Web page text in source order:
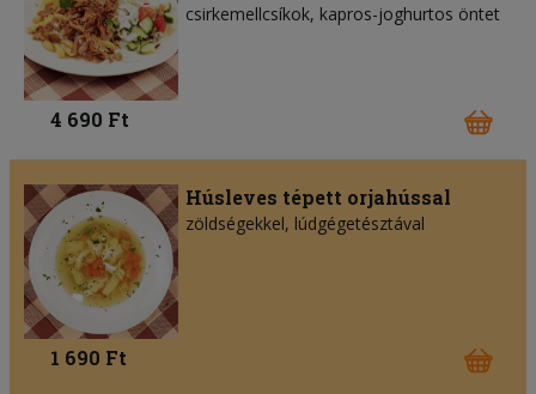
csirkemellcsíkok kapros-joghurtos öntet
4 690 Ft
Húsleves tépett orjahússal
zöldségekkel, lúdgégetésztával
1 690 Ft